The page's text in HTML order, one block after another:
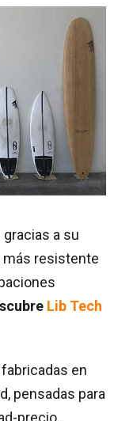
a su
más resistente
Lib Tech
en
pensadas para
precio.